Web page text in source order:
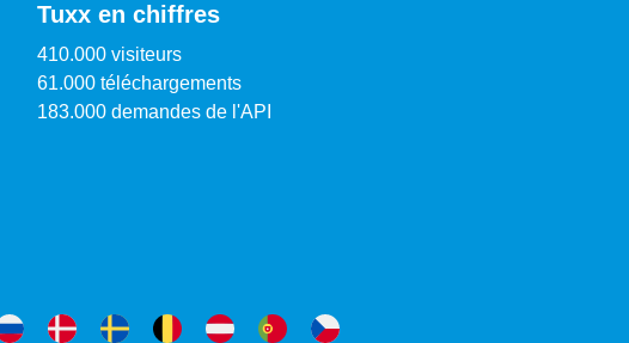
Tuxx en chiffres
410.000 visiteurs
61.000 téléchargements
183.000 demandes de l'API